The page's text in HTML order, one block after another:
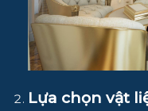
Lựa chọn vật